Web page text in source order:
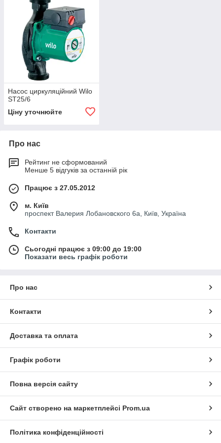
Насос циркуляційний Wilo
ST25/6
Ціну уточнюйте
Про нас
Рейтинг не сформований
Менше 5 відгуків за останній рік
Працює з 27.05.2012
м. Київ
проспект Валерия Лобановского 6а, Київ, Україна
Контакти
Сьогодні працює з 09:00 до 19:00
Показати весь графік роботи
Про нас
Контакти
Доставка та оплата
Графік роботи
Повна версія сайту
Сайт створено на маркетплейсі Prom.ua
Політика конфіденційності